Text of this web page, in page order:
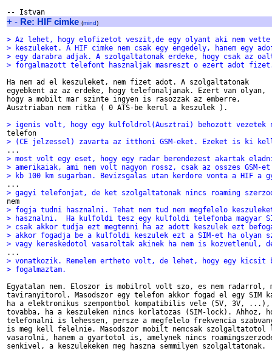
+ - Re: HIF cimke (mind)
> Az lehet, hogy elofizetot veszit,de egy olyant aki nem vette
> keszuleket. A HIF cimke nem csak egy engedely, hanem egy
> egy darabra adjak. A szolgaltatonak erdeke, hogy csak az
> forgalmazott telefont hasznaljak masreszt o ezert adot
Ha nem ad el keszuleket, nem fizet adot. A szolgaltatonak
egyebkent az az erdeke, hogy telefonaljanak. Ezert van olyan,
hogy a mobilt mar szinte ingyen is rasozzak az emberre,
Ausztriaban nem ritka ( 0 ATS-be kerul a keszulek ).
> igenis volt, hogy egy kulfoldrol(Ausztrai) behozott vezetek
> (CE jelzessel) zavarta az itthoni GSM-eket. Ezeket is ki
> most volt egy eset, hogy egy radar berendezest akartak
> amerikaiak, ami nem volt nagyon rossz, csak az osszes GSM-
> kb 100 km sugarban. Bevizsgalas utan kerdore vonta a HIF a
> gagyi telefonjat, de ket szolgaltatonak nincs roaming
> fogja tudni hasznalni. Tehat nem tud nem megfelelo
> hasznalni.  Ha kulfoldi tesz egy kulfoldi telefonba magyar
> csak akkor tudja ezt megtenni ha az adott keszulek ezt
> akkor fogadja be a kulfoldi keszulek ezt a SIM-et ha olyan
> vagy kereskedotol vasaroltak akinek ha nem is kozvetlenul,
> vonatkozik. Remelem ertheto volt, de lehet, hogy egy kicsit
> fogalmaztam.
Egyatalan nem. Eloszor is mobilrol volt szo, es nem radarrol,
taviranyitorol. Masodszor egy telefon akkor fogad el egy SIM
ha a elektronikus szempontbol kompatibilis vele (5V, 3V,
tovabba, ha a keszuleken nincs korlatozas (SIM-lock). Ahhoz,
telefonalni is lehessen, persze a megfelelo frekvencia
is meg kell felelnie. Masodszor mobilt nemcsak szolgaltatotol
vasarolni, hanem a gyartotol is, amelynek nincs
senkivel, a keszulekeken meg haszna semmilyen szolgaltatonak.